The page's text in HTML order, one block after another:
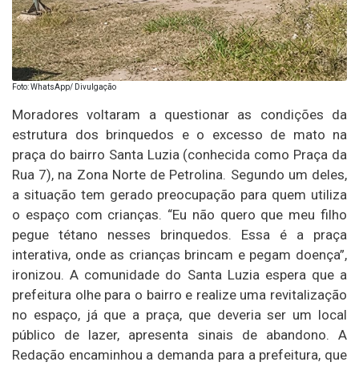
Foto: WhatsApp/ Divulgação
Moradores voltaram a questionar as condições da
estrutura dos brinquedos e o excesso de mato na
praça do bairro Santa Luzia (conhecida como Praça da
Rua 7), na Zona Norte de Petrolina. Segundo um deles,
a situação tem gerado preocupação para quem utiliza
o espaço com crianças. “Eu não quero que meu filho
pegue tétano nesses brinquedos. Essa é a praça
interativa, onde as crianças brincam e pegam doença”,
ironizou. A comunidade do Santa Luzia espera que a
prefeitura olhe para o bairro e realize uma revitalização
no espaço, já que a praça, que deveria ser um local
público de lazer, apresenta sinais de abandono. A
Redação encaminhou a demanda para a prefeitura, que